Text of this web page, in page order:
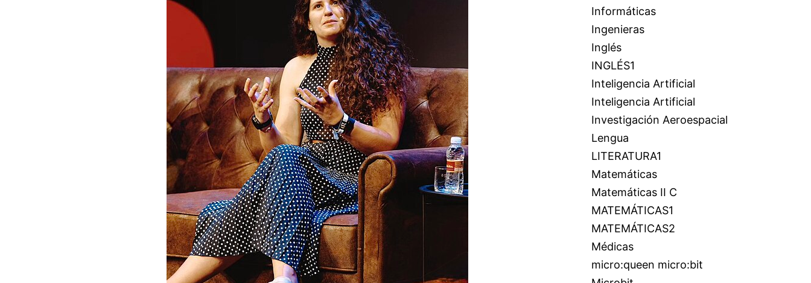
Informáticas
Ingenieras
Inglés
INGLÉS1
Inteligencia Artificial
Inteligencia Artificial
Investigación Aeroespacial
Lengua
LITERATURA1
Matemáticas
Matemáticas II C
MATEMÁTICAS1
MATEMÁTICAS2
Médicas
micro:queen micro:bit